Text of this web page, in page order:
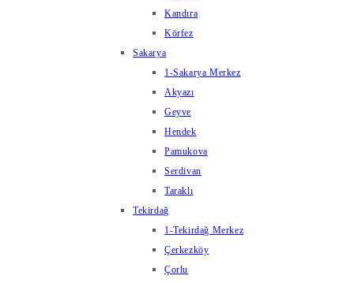
Kandıra
Körfez
Sakarya
1-Sakarya Merkez
Akyazı
Geyve
Hendek
Pamukova
Serdivan
Taraklı
Tekirdağ
1-Tekirdağ Merkez
Çerkezköy
Çorlu